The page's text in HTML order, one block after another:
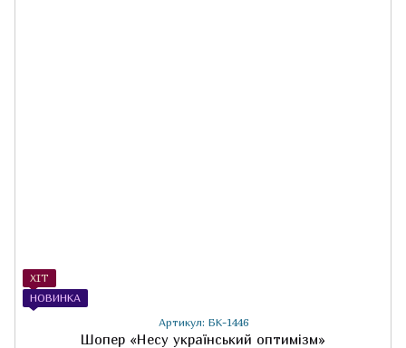
ХІТ
НОВИНКА
Артикул: БК-1446
Шопер «Несу український оптимізм»